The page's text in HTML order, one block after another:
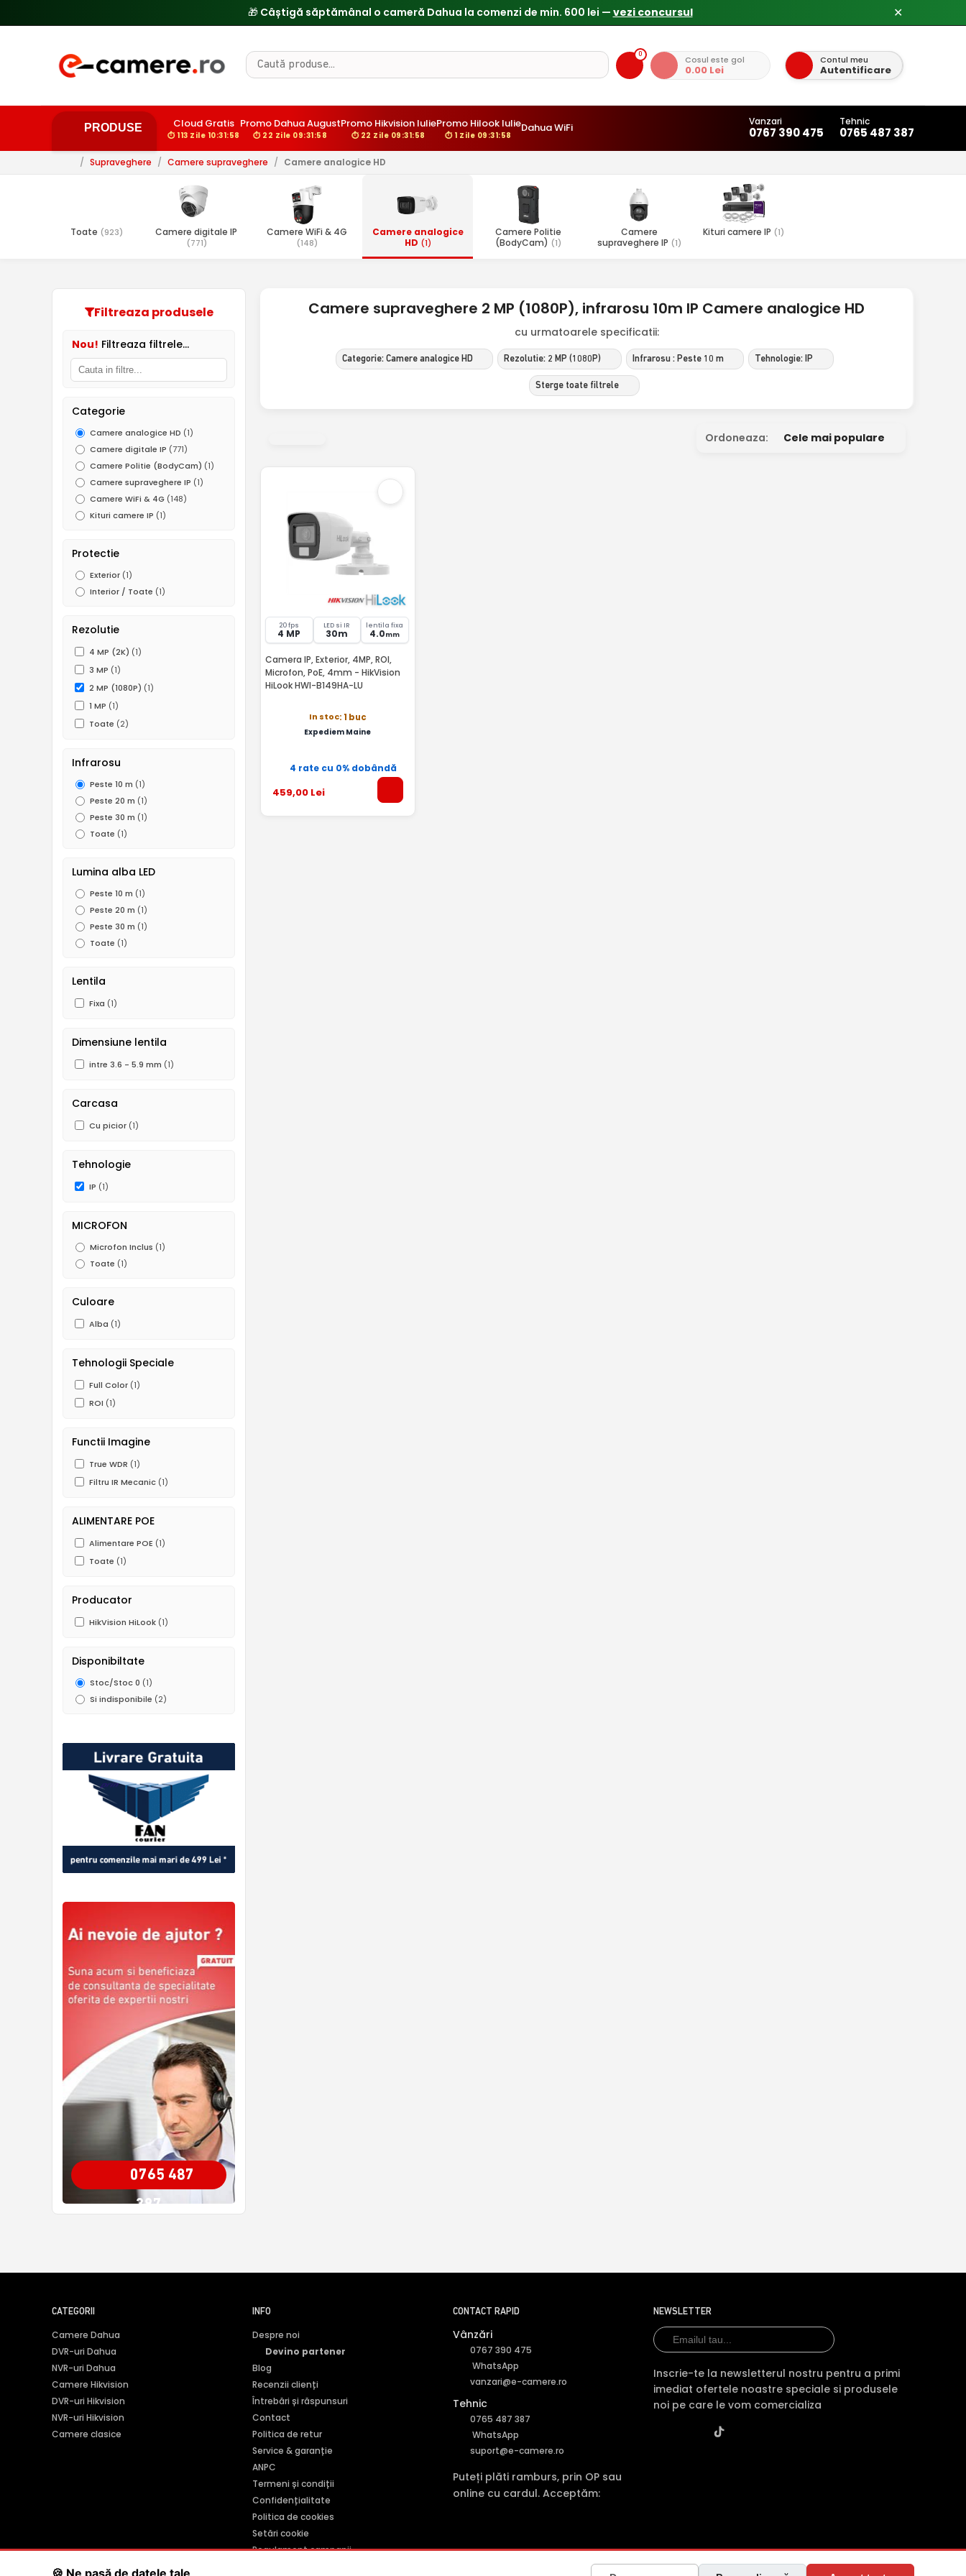
🎁 Câștigă săptămânal o cameră Dahua la comenzi de min. 600 lei — vezi concursul ✕
0 Cosul este gol
0.00 Lei
Contul meu
Autentificare
PRODUSE Cloud Gratis
⏱ 113 Zile 10:31:57
Promo Dahua August
⏱ 22 Zile 09:31:57
Promo Hikvision Iulie
⏱ 22 Zile 09:31:57
Promo Hilook Iulie
⏱ 1 Zile 09:31:57
Dahua WiFi Vanzari
0767 390 475
Tehnic
0765 487 387
/ Supraveghere / Camere supraveghere / Camere analogice HD
Toate (923) Camere digitale IP
(771)
Camere WiFi & 4G
(148)
Camere analogice
HD (1)
Camere Politie
(BodyCam) (1)
Camere
supraveghere IP (1)
Kituri camere IP (1)
Filtreaza produsele
Nou! Filtreaza filtrele...
Categorie
Camere analogice HD (1)
Camere digitale IP (771)
Camere Politie (BodyCam) (1)
Camere supraveghere IP (1)
Camere WiFi & 4G (148)
Kituri camere IP (1)
Protectie
Exterior (1)
Interior / Toate (1)
Rezolutie
4 MP (2K) (1)
3 MP (1)
2 MP (1080P) (1)
1 MP (1)
Toate (2)
Infrarosu
Peste 10 m (1)
Peste 20 m (1)
Peste 30 m (1)
Toate (1)
Lumina alba LED
Peste 10 m (1)
Peste 20 m (1)
Peste 30 m (1)
Toate (1)
Lentila
Fixa (1)
Dimensiune lentila
intre 3.6 - 5.9 mm (1)
Carcasa
Cu picior (1)
Tehnologie
IP (1)
MICROFON
Microfon Inclus (1)
Toate (1)
Culoare
Alba (1)
Tehnologii Speciale
Full Color (1)
ROI (1)
Functii Imagine
True WDR (1)
Filtru IR Mecanic (1)
ALIMENTARE POE
Alimentare POE (1)
Toate (1)
Producator
HikVision HiLook (1)
Disponibiltate
Stoc/Stoc 0 (1)
Si indisponibile (2)
0765 487
387
Camere supraveghere 2 MP (1080P), infrarosu 10m IP Camere analogice HD
cu urmatoarele specificatii:
Categorie: Camere analogice HD Rezolutie: 2 MP (1080P) Infrarosu : Peste 10 m Tehnologie: IP
Sterge toate filtrele
Ordoneaza: Cele mai populare
20 fps
4 MP
LED si IR
30m
lentila fixa
4.0mm
Camera IP, Exterior, 4MP, ROI,
Microfon, PoE, 4mm - HikVision
HiLook HWI-B149HA-LU
In stoc: 1 buc
Expediem Maine
4 rate cu 0% dobândă
459,00 Lei
CATEGORII
Camere Dahua
DVR-uri Dahua
NVR-uri Dahua
Camere Hikvision
DVR-uri Hikvision
NVR-uri Hikvision
Camere clasice
INFO
Despre noi
Devino partener
Blog
Recenzii clienți
Întrebări și răspunsuri
Contact
Politica de retur
Service & garanție
ANPC
Termeni și condiții
Confidențialitate
Politica de cookies
Setări cookie
Regulament campanii
CONTACT RAPID
Vânzări
0767 390 475
WhatsApp
vanzari@e-camere.ro
Tehnic
0765 487 387
WhatsApp
suport@e-camere.ro
Puteți plăti ramburs, prin OP sau
online cu cardul. Acceptăm:
NEWSLETTER
Inscrie-te la newsletterul nostru pentru a primi
imediat ofertele noastre speciale si produsele
noi pe care le vom comercializa
🍪 Ne pasă de datele tale